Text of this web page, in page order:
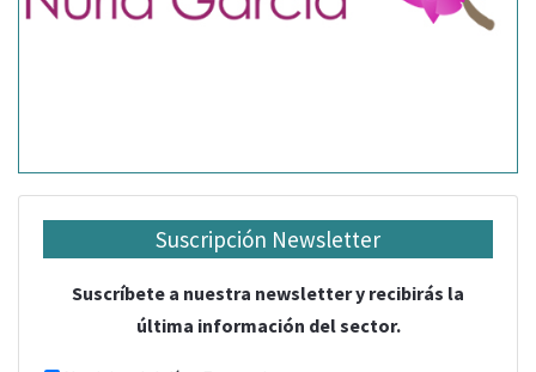
Suscripción Newsletter
Suscríbete a nuestra newsletter y recibirás la
última información del sector.